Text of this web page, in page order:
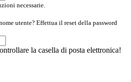
necessarie.
utente? Effettua il reset della password
la casella di posta elettronica!